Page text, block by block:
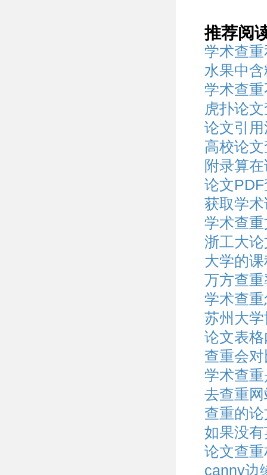
推荐阅
学术查
水果中
学术查
虎扑论
论文引
高校论
附录算
论文
获取学
学术查
浙工大
大学的
万方查
学术查
苏州大
论文表
查重会
学术查
去查重
查重的
如果没
论文查
canny边